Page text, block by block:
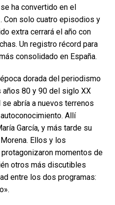
ha convertido en el
Con solo cuatro episodios y
extra cerrará el año con
Un registro récord para
consolidado en España.
dorada del periodismo
80 y 90 del siglo XX
abría a nuevos terrenos
Allí
García, y más tarde su
Ellos y los
momentos de
otros más discutibles
entre los dos programas: